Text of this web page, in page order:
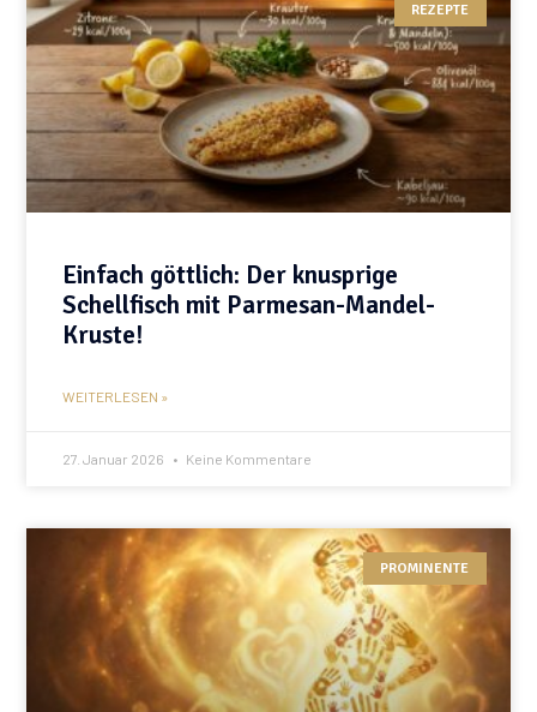
REZEPTE
Einfach göttlich: Der knusprige
Schellfisch mit Parmesan-Mandel-
Kruste!
WEITERLESEN »
27. Januar 2026 Keine Kommentare
PROMINENTE